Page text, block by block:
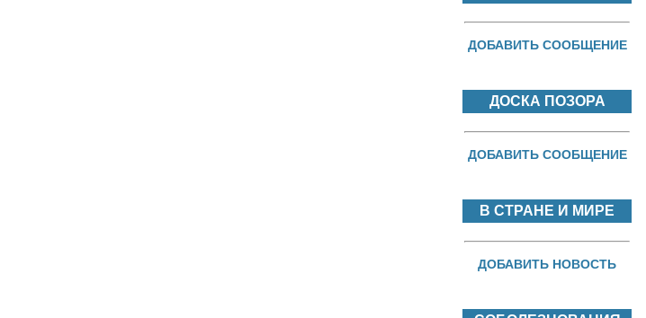
ДОБАВИТЬ СООБЩЕНИЕ
ДОСКА ПОЗОРА
ДОБАВИТЬ СООБЩЕНИЕ
В СТРАНЕ И МИРЕ
ДОБАВИТЬ НОВОСТЬ